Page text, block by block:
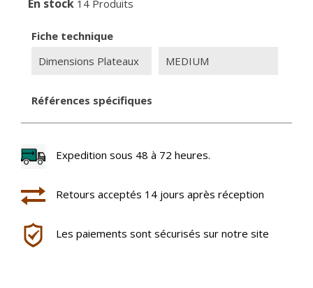
En stock 14 Produits
Fiche technique
Dimensions Plateaux
MEDIUM
Références spécifiques
Expedition sous 48 à 72 heures.
Retours acceptés 14 jours après réception
Les paiements sont sécurisés sur notre site